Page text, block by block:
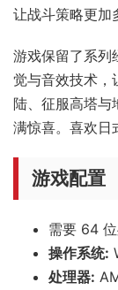
让战斗策略更加
游戏保留了系列
觉与音效技术，
陆、征服高塔与
满惊喜。喜欢日
游戏配置
需要 64
操作系统:
处理器: